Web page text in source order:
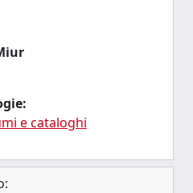
e cataloghi